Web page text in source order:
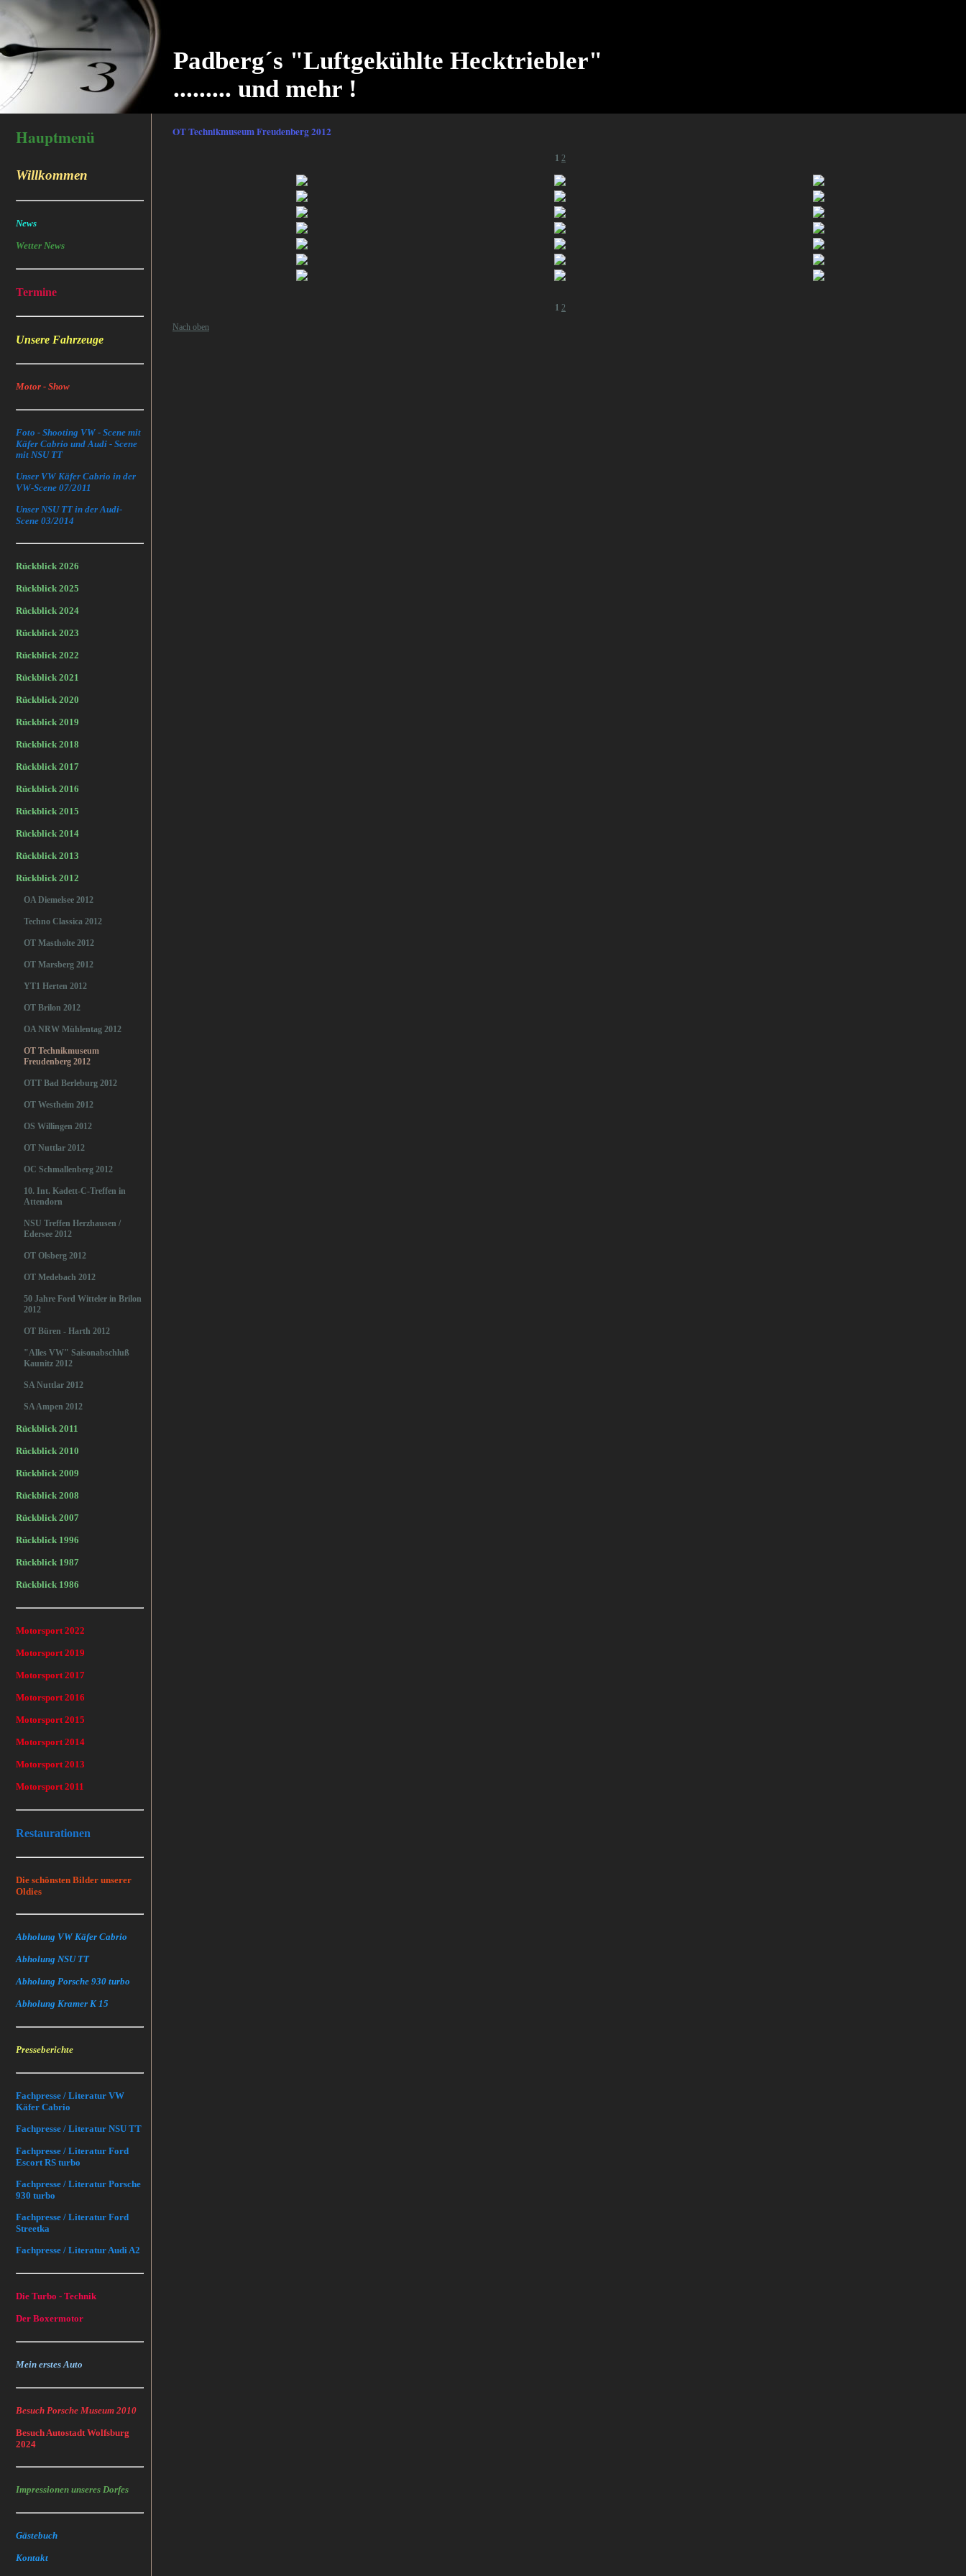
Padberg´s "Luftgekühlte Hecktriebler"
......... und mehr !
Hauptmenü
Willkommen
News
Wetter News
Termine
Unsere Fahrzeuge
Motor - Show
Foto - Shooting VW - Scene mit
Käfer Cabrio und Audi - Scene
mit NSU TT
Unser VW Käfer Cabrio in der
VW-Scene 07/2011
Unser NSU TT in der Audi-
Scene 03/2014
Rückblick 2026
Rückblick 2025
Rückblick 2024
Rückblick 2023
Rückblick 2022
Rückblick 2021
Rückblick 2020
Rückblick 2019
Rückblick 2018
Rückblick 2017
Rückblick 2016
Rückblick 2015
Rückblick 2014
Rückblick 2013
Rückblick 2012
OA Diemelsee 2012
Techno Classica 2012
OT Mastholte 2012
OT Marsberg 2012
YT1 Herten 2012
OT Brilon 2012
OA NRW Mühlentag 2012
OT Technikmuseum
Freudenberg 2012
OTT Bad Berleburg 2012
OT Westheim 2012
OS Willingen 2012
OT Nuttlar 2012
OC Schmallenberg 2012
10. Int. Kadett-C-Treffen in
Attendorn
NSU Treffen Herzhausen /
Edersee 2012
OT Olsberg 2012
OT Medebach 2012
50 Jahre Ford Witteler in Brilon
2012
OT Büren - Harth 2012
"Alles VW" Saisonabschluß
Kaunitz 2012
SA Nuttlar 2012
SA Ampen 2012
Rückblick 2011
Rückblick 2010
Rückblick 2009
Rückblick 2008
Rückblick 2007
Rückblick 1996
Rückblick 1987
Rückblick 1986
Motorsport 2022
Motorsport 2019
Motorsport 2017
Motorsport 2016
Motorsport 2015
Motorsport 2014
Motorsport 2013
Motorsport 2011
Restaurationen
Die schönsten Bilder unserer
Oldies
Abholung VW Käfer Cabrio
Abholung NSU TT
Abholung Porsche 930 turbo
Abholung Kramer K 15
Presseberichte
Fachpresse / Literatur VW
Käfer Cabrio
Fachpresse / Literatur NSU TT
Fachpresse / Literatur Ford
Escort RS turbo
Fachpresse / Literatur Porsche
930 turbo
Fachpresse / Literatur Ford
Streetka
Fachpresse / Literatur Audi A2
Die Turbo - Technik
Der Boxermotor
Mein erstes Auto
Besuch Porsche Museum 2010
Besuch Autostadt Wolfsburg
2024
Impressionen unseres Dorfes
Gästebuch
Kontakt
OT Technikmuseum Freudenberg 2012
1 2
1 2
Nach oben